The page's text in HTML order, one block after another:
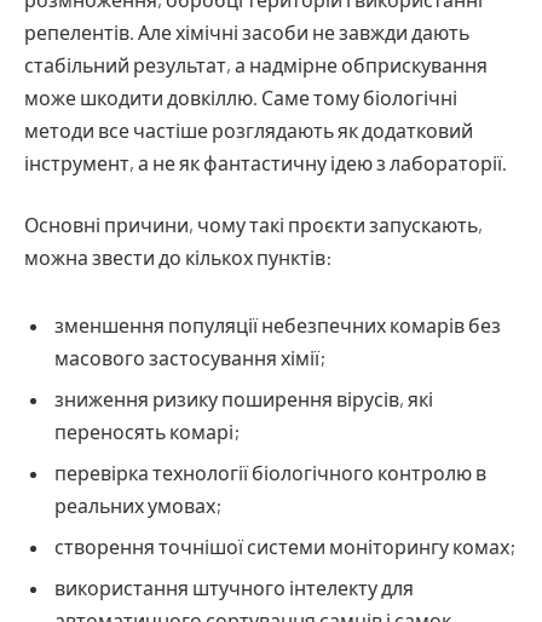
репелентів. Але хімічні засоби не завжди дають
стабільний результат, а надмірне обприскування
може шкодити довкіллю. Саме тому біологічні
методи все частіше розглядають як додатковий
інструмент, а не як фантастичну ідею з лабораторії.
Основні причини, чому такі проєкти запускають,
можна звести до кількох пунктів:
зменшення популяції небезпечних комарів без
масового застосування хімії;
зниження ризику поширення вірусів, які
переносять комарі;
перевірка технології біологічного контролю в
реальних умовах;
створення точнішої системи моніторингу комах;
використання штучного інтелекту для